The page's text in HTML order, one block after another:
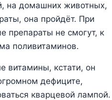
на домашних животных,
она пройдёт. При
препараты не смогут, к
поливитаминов.
витамины, кстати, он
дефиците,
кварцевой лампой.